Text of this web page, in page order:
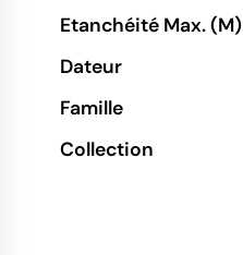
Etanchéité Max. (M)
Dateur
Famille
Collection